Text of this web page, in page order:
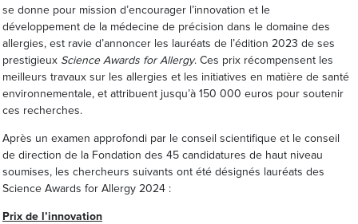
se donne pour mission d’encourager l’innovation et le
développement de la médecine de précision dans le domaine des
allergies, est ravie d’annoncer les lauréats de l’édition 2023 de ses
prestigieux Science Awards for Allergy. Ces prix récompensent les
meilleurs travaux sur les allergies et les initiatives en matière de santé
environnementale, et attribuent jusqu’à 150 000 euros pour soutenir
ces recherches.
Après un examen approfondi par le conseil scientifique et le conseil
de direction de la Fondation des 45 candidatures de haut niveau
soumises, les chercheurs suivants ont été désignés lauréats des
Science Awards for Allergy 2024 :
Prix de l’innovation